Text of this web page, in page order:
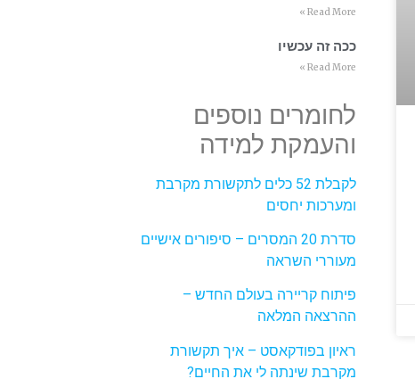
Read More »
ככה זה עכשיו
Read More »
לחומרים נוספים
והעמקת למידה
לקבלת 52 כלים לתקשורת מקרבת
ומערכות יחסים
סדרת 20 המסרים – סיפורים אישיים
מעוררי השראה
פיתוח קריירה בעולם החדש –
ההרצאה המלאה
ראיון בפודקאסט – איך תקשורת
מקרבת שינתה לי את החיים?